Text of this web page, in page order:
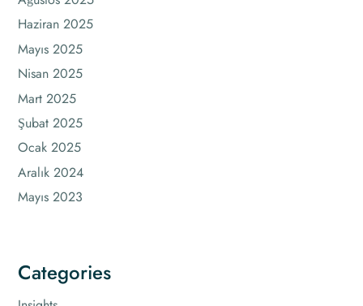
Haziran 2025
Mayıs 2025
Nisan 2025
Mart 2025
Şubat 2025
Ocak 2025
Aralık 2024
Mayıs 2023
Categories